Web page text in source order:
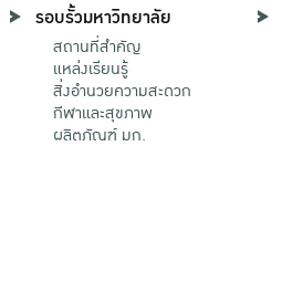
รอบรั้วมหาวิทยาลัย
สถานที่สำคัญ
แหล่งเรียนรู้
สิ่งอำนวยความสะดวก
กีฬาและสุขภาพ
ผลิตภัณฑ์ มก.